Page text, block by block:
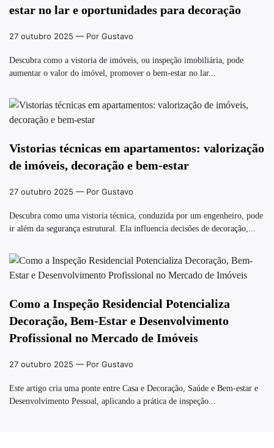
estar no lar e oportunidades para decoração
27 outubro 2025 — Por Gustavo
Descubra como a vistoria de imóveis, ou inspeção imobiliária, pode
aumentar o valor do imóvel, promover o bem-estar no lar...
Vistorias técnicas em apartamentos: valorização
de imóveis, decoração e bem-estar
27 outubro 2025 — Por Gustavo
Descubra como uma vistoria técnica, conduzida por um engenheiro, pode
ir além da segurança estrutural. Ela influencia decisões de decoração,...
Como a Inspeção Residencial Potencializa
Decoração, Bem-Estar e Desenvolvimento
Profissional no Mercado de Imóveis
27 outubro 2025 — Por Gustavo
Este artigo cria uma ponte entre Casa e Decoração, Saúde e Bem-estar e
Desenvolvimento Pessoal, aplicando a prática de inspeção...